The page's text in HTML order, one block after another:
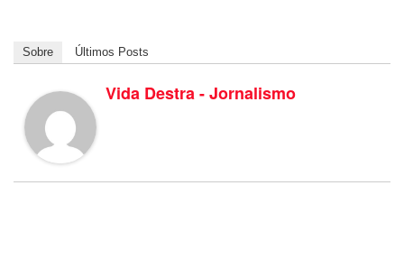
Sobre Últimos Posts
Vida Destra - Jornalismo